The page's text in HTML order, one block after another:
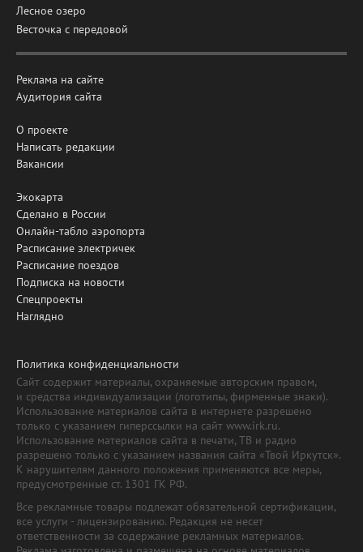
Лесное озеро
Весточка с передовой
Реклама на сайте
Аудитория сайта
О проекте
Написать редакции
Вакансии
Экокарта
Сделано в России
Онлайн-табло аэропорта
Расписание электричек
Расписание поездов
Подписка на новости
Спецпроекты
Наглядно
Политика конфиденциальности
Сайт содержит материалы, охраняемые авторским правом,
и средства индивидуализации (логотипы, фирменные знаки).
Использование материалов сайта в интернете разрешено
только с указанием гиперссылки на сайт www.irk.ru.
Использование материалов сайта в печати, ТВ и радио
разрешено только с указанием названия сайта «Твой Иркутск».
К нарушителям данного положения применяются все меры,
предусмотренные ст. 1301 ГК РФ.
Все рекламные товары подлежат обязательной сертификации,
все услуги - лицензированию. Редакция не несет
ответственности за содержание рекламных материалов.